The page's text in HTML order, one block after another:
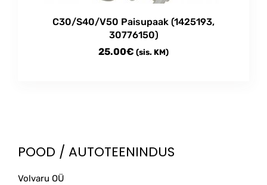
C30/S40/V50 Paisupaak (1425193,
30776150)
25.00€ (sis. KM)
POOD / AUTOTEENINDUS
Volvaru OÜ